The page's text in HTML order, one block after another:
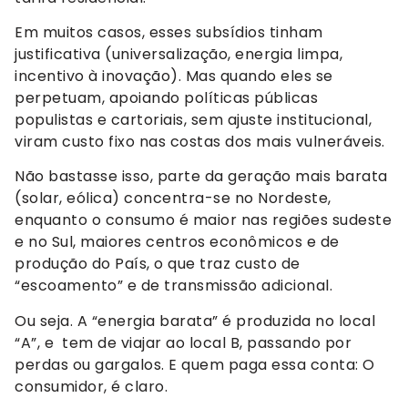
Em muitos casos, esses subsídios tinham
justificativa (universalização, energia limpa,
incentivo à inovação). Mas quando eles se
perpetuam, apoiando políticas públicas
populistas e cartoriais, sem ajuste institucional,
viram custo fixo nas costas dos mais vulneráveis.
Não bastasse isso, parte da geração mais barata
(solar, eólica) concentra-se no Nordeste,
enquanto o consumo é maior nas regiões sudeste
e no Sul, maiores centros econômicos e de
produção do País, o que traz custo de
“escoamento” e de transmissão adicional.
Ou seja. A “energia barata” é produzida no local
“A”, e tem de viajar ao local B, passando por
perdas ou gargalos. E quem paga essa conta: O
consumidor, é claro.